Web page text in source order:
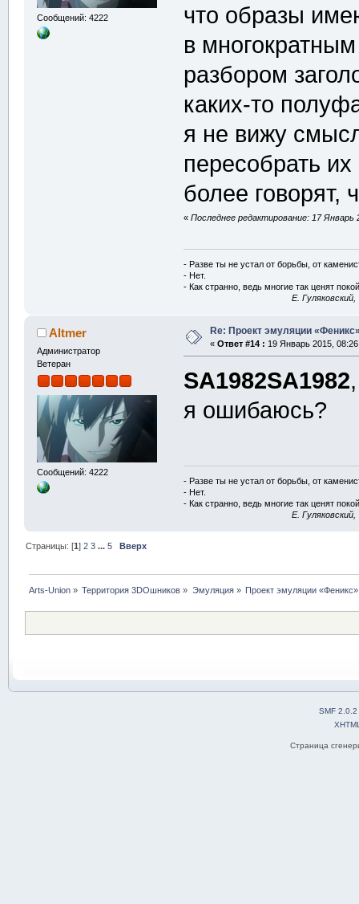
Сообщений: 4222
что образы
в
разбором
каких-то
я не вижу
пересобрать
более говорят,
«Последнее редактирование: 17 Январь
- Разве ты не устал от борьбы, от
- Нет.
- Как странно, ведь многие так ценят
E.
Altmer
Администратор
Ветеран
Сообщений: 4222
Re: Проект эмуляции
« Ответ #14 : 19 Январь 2015,
SA1982SA1982
я ошибаюсь?
- Разве ты не устал от борьбы, от
- Нет.
- Как странно, ведь многие так ценят
E.
Страницы: [1]2 3 ...5 Вверх
Arts-Union » Территория 3DOшников » Эмуляция» Проект эмуляции
SMF 2.0.2
Страница